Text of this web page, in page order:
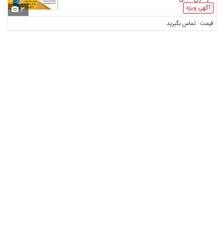
آگهی ویژه 3
قیمت : تماس بگیرید